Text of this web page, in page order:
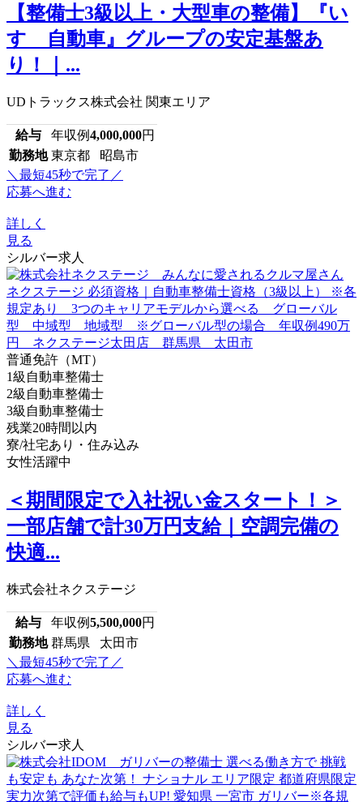
【整備士3級以上・大型車の整備】『い
すゞ自動車』グループの安定基盤あ
り！｜...
UDトラックス株式会社 関東エリア
給与 年収例4,000,000円
勤務地 東京都 昭島市
＼最短45秒で完了／
応募へ進む
詳しく
見る
シルバー求人
普通免許（MT）
1級自動車整備士
2級自動車整備士
3級自動車整備士
残業20時間以内
寮/社宅あり・住み込み
女性活躍中
＜期間限定で入社祝い金スタート！＞
一部店舗で計30万円支給｜空調完備の
快適...
株式会社ネクステージ
給与 年収例5,500,000円
勤務地 群馬県 太田市
＼最短45秒で完了／
応募へ進む
詳しく
見る
シルバー求人